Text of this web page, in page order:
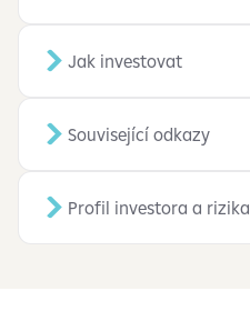
Jak investovat
Související odkazy
Profil investora a rizika